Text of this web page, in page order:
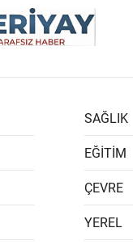
SAĞLIK
EĞİTİM
ÇEVRE
YEREL